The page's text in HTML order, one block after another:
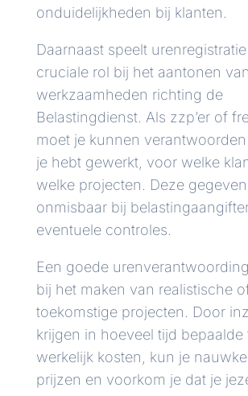
onduidelijkheden bij klanten.
Daarnaast speelt
cruciale rol bij het aantonen
werkzaamheden richting de
Belastingdienst. Als zzp’er of
moet je kunnen
je hebt gewerkt, voor welke
welke projecten. Deze
onmisbaar bij
eventuele controles.
Een goede
bij het maken van realistische
toekomstige projecten. Door
krijgen in hoeveel tijd bepaalde
werkelijk kosten, kun je
prijzen en voorkom je dat je